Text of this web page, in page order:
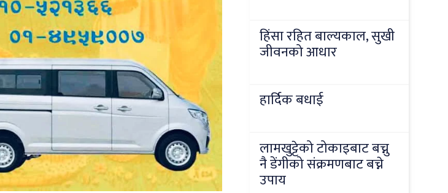
हिंसा रहित बाल्यकाल, सुखी
जीवनको आधार
हार्दिक बधाई
लामखुट्टेको टोकाइबाट बच्नु
नै डेंगीको संक्रमणबाट बच्ने
उपाय